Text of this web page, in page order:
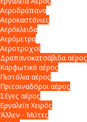
Αεροδράπανα
Αεροκαστάνιες
Αερόκλειδα
Αερόμετρα
Αεροτροχοί
Δραπανοκατσάβιδα αέρος
Καρφωτικά αέρος
Πιστόλια αέρος
Πριτσιναδόροι αέρος
Σέγες αέρος
Εργαλεία Χειρός
Άλλεν - Μύτες